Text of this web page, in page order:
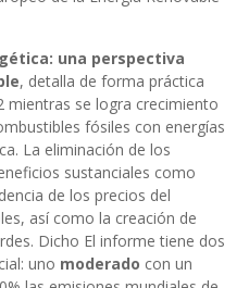
una perspectiva
, detalla de forma práctica
mientras se logra crecimiento
fósiles con energías
La eliminación de los
sustanciales como
de los precios del
así como la creación de
Dicho El informe tiene dos
uno moderado con un